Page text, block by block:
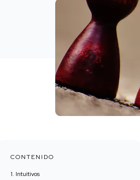
CONTENIDO
1. Intuitivos